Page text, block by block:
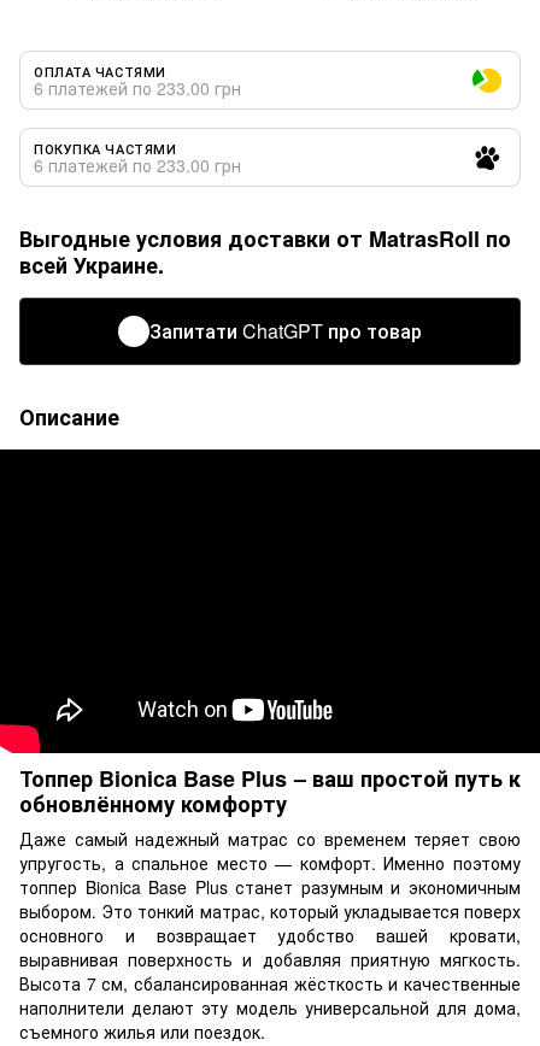
ОПЛАТА ЧАСТЯМИ
6 платежей по 233.00 грн
ПОКУПКА ЧАСТЯМИ
6 платежей по 233.00 грн
Выгодные условия доставки от MatrasRoll по
всей Украине.
Запитати ChatGPT про товар
Описание
Топпер Bionica Base Plus – ваш простой путь к
обновлённому комфорту
Даже самый надежный матрас со временем теряет свою
упругость, а спальное место — комфорт. Именно поэтому
топпер Bionica Base Plus станет разумным и экономичным
выбором. Это тонкий матрас, который укладывается поверх
основного и возвращает удобство вашей кровати,
выравнивая поверхность и добавляя приятную мягкость.
Высота 7 см, сбалансированная жёсткость и качественные
наполнители делают эту модель универсальной для дома,
съемного жилья или поездок.